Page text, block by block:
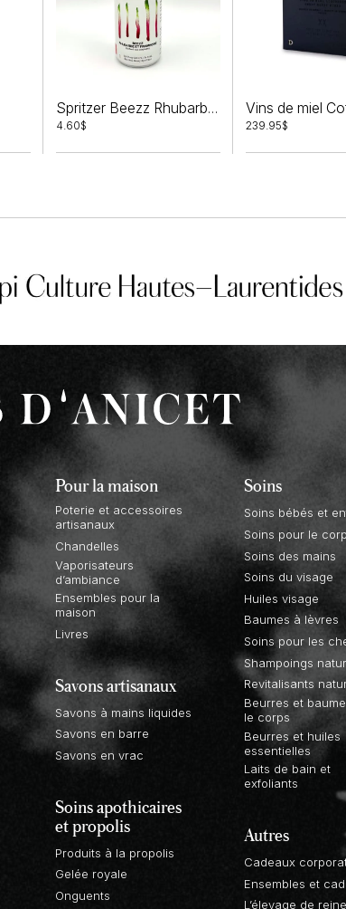
Spritzer Beezz Rhubarbe et Framboise
4.60$ 239.95$
Pour la maison
Poterie et accessoires
artisanaux
Chandelles
Vaporisateurs
d’ambiance
Ensembles pour la
maison
Livres
Savons artisanaux
Savons à mains liquides
Savons en barre
Savons en vrac
Soins apothicaires
et propolis
Produits à la propolis
Gelée royale
Onguents
Soins
Soins bébés et
Soins pour le
Soins des mains
Soins du visage
Huiles visage
Baumes à lèvres
Soins pour les
Shampoings
Revitalisants
Beurres et
le corps
Beurres et huiles
essentielles
Laits de bain et
exfoliants
Autres
Cadeaux
Ensembles et
L’élevage de